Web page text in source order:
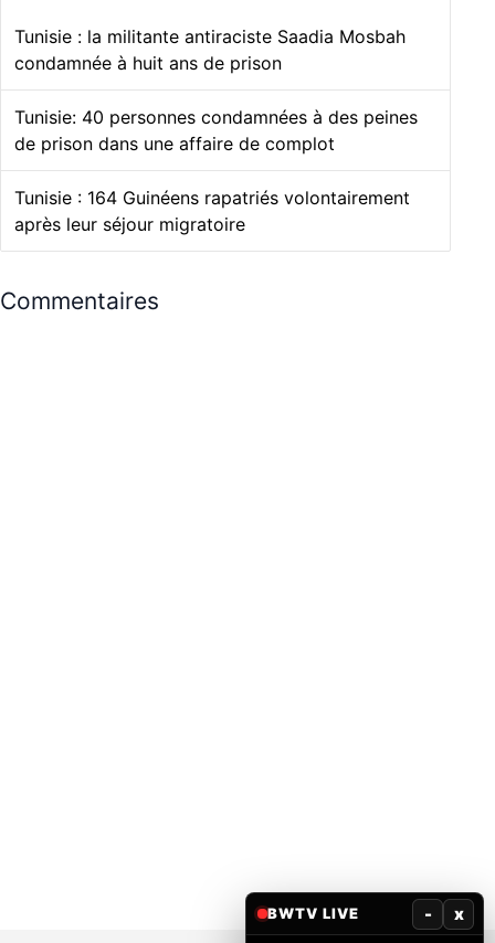
Tunisie : la militante antiraciste Saadia Mosbah
condamnée à huit ans de prison
Tunisie: 40 personnes condamnées à des peines
de prison dans une affaire de complot
Tunisie : 164 Guinéens rapatriés volontairement
après leur séjour migratoire
Commentaires
BWTV LIVE - x